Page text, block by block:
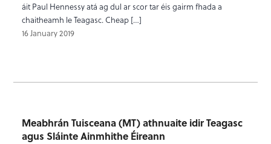
áit Paul Hennessy atá ag dul ar scor tar éis gairm fhada a
chaitheamh le Teagasc. Cheap […]
16 January 2019
Meabhrán Tuisceana (MT) athnuaite idir Teagasc
agus Sláinte Ainmhithe Éireann